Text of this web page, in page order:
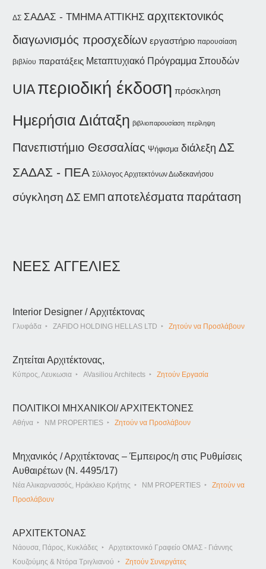
ΔΣ ΣΑΔΑΣ - ΤΜΗΜΑ ΑΤΤΙΚΗΣ αρχιτεκτονικός
διαγωνισμός προσχεδίων εργαστήριο παρουσίαση
βιβλίου παρατάξεις Μεταπτυχιακό Πρόγραμμα Σπουδών
UIA περιοδική έκδοση πρόσκληση
Ημερήσια Διάταξη βιβλιοπαρουσίαση περίληψη
Πανεπιστήμιο Θεσσαλίας Ψήφισμα διάλεξη ΔΣ
ΣΑΔΑΣ - ΠΕΑ Σύλλογος Αρχιτεκτόνων Δωδεκανήσου
σύγκληση ΔΣ ΕΜΠ αποτελέσματα παράταση
ΝΕΕΣ ΑΓΓΕΛΙΕΣ
Interior Designer / Αρχιτέκτονας
Γλυφάδα ZAFIDO HOLDING HELLAS LTD Ζητούν να Προσλάβουν
Ζητείται Αρχιτέκτονας,
Κύπρος, Λευκωσια AVasiliou Architects Ζητούν Εργασία
ΠΟΛΙΤΙΚΟΙ ΜΗΧΑΝΙΚΟΙ/ ΑΡΧΙΤΕΚΤΟΝΕΣ
Αθήνα NM PROPERTIES Ζητούν να Προσλάβουν
Μηχανικός / Αρχιτέκτονας – Έμπειρος/η στις Ρυθμίσεις
Αυθαιρέτων (Ν. 4495/17)
Νέα Αλικαρνασσός, Ηράκλειο Κρήτης NM PROPERTIES
Ζητούν να
Προσλάβουν
ΑΡΧΙΤΕΚΤΟΝΑΣ
Νάουσα, Πάρος, Κυκλάδες
Αρχιτεκτονικό Γραφείο ΟΜΑΣ - Γιάννης
Κουζούμης & Ντόρα Τριγλιανού
Ζητούν Συνεργάτες